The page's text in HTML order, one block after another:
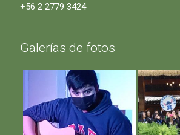
+56 2 2779 3424
Galerías de fotos